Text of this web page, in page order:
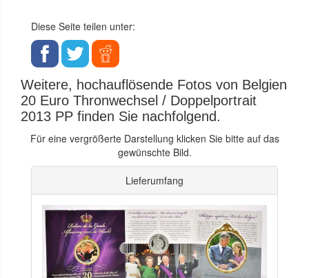
Diese Seite teilen unter:
Weitere, hochauflösende Fotos von Belgien
20 Euro Thronwechsel / Doppelportrait
2013 PP finden Sie nachfolgend.
Für eine vergrößerte Darstellung klicken Sie bitte auf das
gewünschte Bild.
Lieferumfang